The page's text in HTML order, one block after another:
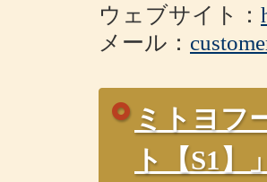
ウェブサイト：
メール：
ミトヨフ
ト【S1